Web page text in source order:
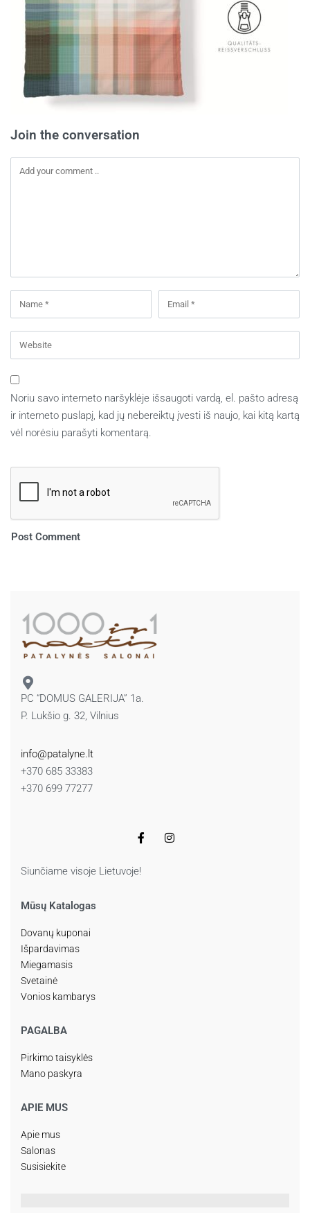
Join the conversation
Noriu savo interneto naršyklėje išsaugoti vardą, el. pašto adresą
ir interneto puslapį, kad jų nebereiktų įvesti iš naujo, kai kitą kartą
vėl norėsiu parašyti komentarą.
PC “DOMUS GALERIJA” 1a.
P. Lukšio g. 32, Vilnius
info@patalyne.lt
+370 685 33383
+370 699 77277
Siunčiame visoje Lietuvoje!
Mūsų Katalogas
Dovanų kuponai
Išpardavimas
Miegamasis
Svetainė
Vonios kambarys
PAGALBA
Pirkimo taisyklės
Mano paskyra
APIE MUS
Apie mus
Salonas
Susisiekite